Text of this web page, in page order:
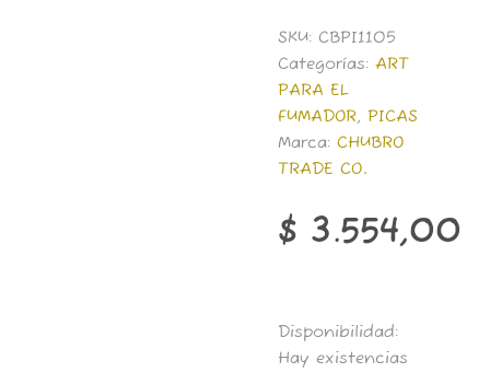
SKU: CBPI1105
Categorías: ART
PARA EL
FUMADOR, PICAS
Marca: CHUBRO
TRADE CO.
$ 3.554,00
Disponibilidad:
Hay existencias
PK1105-
PICA